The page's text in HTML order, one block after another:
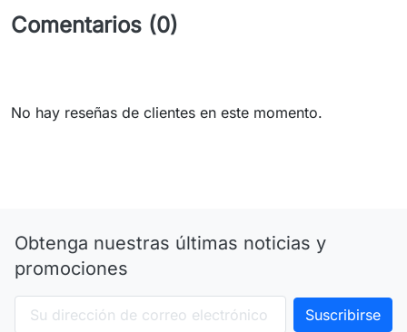
Comentarios (0)
No hay reseñas de clientes en este momento.
Obtenga nuestras últimas noticias y
promociones